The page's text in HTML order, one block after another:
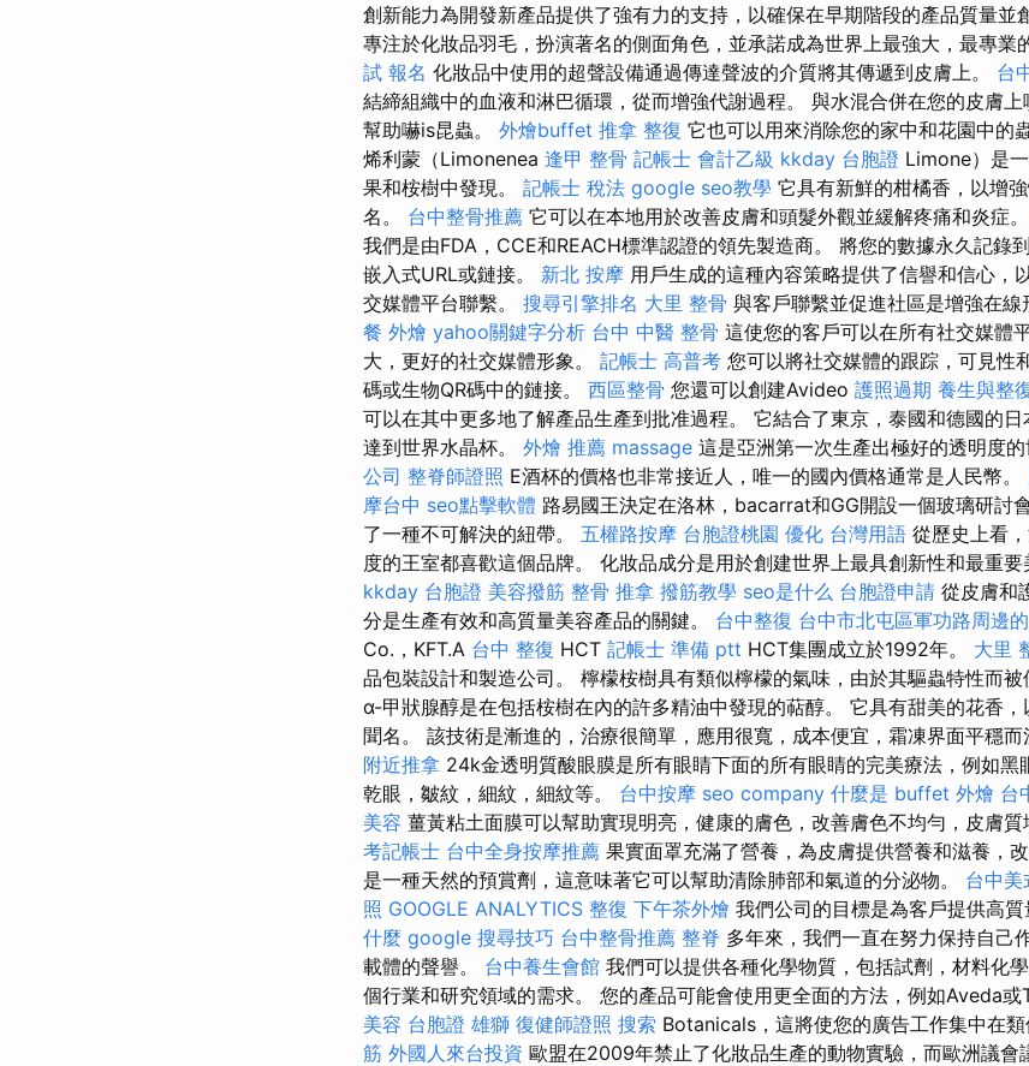
創新能力為開發新產品提供了強有力的支持，以確保在早期階段的產品質量並
專注於化妝品羽毛，扮演著名的側面角色，並承諾成為世界上最強大，最專業
試 報名 化妝品中使用的超聲設備通過傳達聲波的介質將其傳遞到皮膚上。 台
結締組織中的血液和淋巴循環，從而增強代謝過程。 與水混合併在您的皮膚
幫助嚇is昆蟲。 外燴buffet 推拿 整復 它也可以用來消除您的家中和花園中的
烯利蒙（Limonenea 逢甲 整骨 記帳士 會計乙級 kkday 台胞證 Limone）是
果和桉樹中發現。 記帳士 稅法 google seo教學 它具有新鮮的柑橘香，以增
名。 台中整骨推薦 它可以在本地用於改善皮膚和頭髮外觀並緩解疼痛和炎症。
我們是由FDA，CCE和REACH標準認證的領先製造商。 將您的數據永久記錄
嵌入式URL或鏈接。 新北 按摩 用戶生成的這種內容策略提供了信譽和信心，
交媒體平台聯繫。 搜尋引擎排名 大里 整骨 與客戶聯繫並促進社區是增強在線
餐 外燴 yahoo關鍵字分析 台中 中醫 整骨 這使您的客戶可以在所有社交媒體
大，更好的社交媒體形象。 記帳士 高普考 您可以將社交媒體的跟踪，可見性
碼或生物QR碼中的鏈接。 西區整骨 您還可以創建Avideo 護照過期 養生與整
可以在其中更多地了解產品生產到批准過程。 它結合了東京，泰國和德國的
達到世界水晶杯。 外燴 推薦 massage 這是亞洲第一次生產出極好的透明度的
公司 整脊師證照 E酒杯的價格也非常接近人，唯一的國內價格通常是人民幣。
摩台中 seo點擊軟體 路易國王決定在洛林，bacarrat和GG開設一個玻璃研討
了一種不可解決的紐帶。 五權路按摩 台胞證桃園 優化 台灣用語 從歷史上看
度的王室都喜歡這個品牌。 化妝品成分是用於創建世界上最具創新性和最重要
kkday 台胞證 美容撥筋 整骨 推拿 撥筋教學 seo是什么 台胞證申請 從皮膚和
分是生產有效和高質量美容產品的關鍵。 台中整復 台中市北屯區軍功路周邊
Co.，KFT.A 台中 整復 HCT 記帳士 準備 ptt HCT集團成立於1992年。 大里
品包裝設計和製造公司。 檸檬桉樹具有類似檸檬的氣味，由於其驅蟲特性而
α-甲狀腺醇是在包括桉樹在內的許多精油中發現的萜醇。 它具有甜美的花香
聞名。 該技術是漸進的，治療很簡單，應用很寬，成本便宜，霜凍界面平穩而
附近推拿 24k金透明質酸眼膜是所有眼睛下面的所有眼睛的完美療法，例如黑
乾眼，皺紋，細紋，細紋等。 台中按摩 seo company 什麼是 buffet 外燴 台
美容 薑黃粘土面膜可以幫助實現明亮，健康的膚色，改善膚色不均勻，皮膚質
考記帳士 台中全身按摩推薦 果實面罩充滿了營養，為皮膚提供營養和滋養，
是一種天然的預賞劑，這意味著它可以幫助清除肺部和氣道的分泌物。 台中美
照 GOOGLE ANALYTICS 整復 下午茶外燴 我們公司的目標是為客戶提供高質
什麼 google 搜尋技巧 台中整骨推薦 整脊 多年來，我們一直在努力保持自己
載體的聲譽。 台中養生會館 我們可以提供各種化學物質，包括試劑，材料化
個行業和研究領域的需求。 您的產品可能會使用更全面的方法，例如Aveda或
美容 台胞證 雄獅 復健師證照 搜索 Botanicals，這將使您的廣告工作集中在類
筋 外國人來台投資 歐盟在2009年禁止了化妝品生產的動物實驗，而歐洲議會